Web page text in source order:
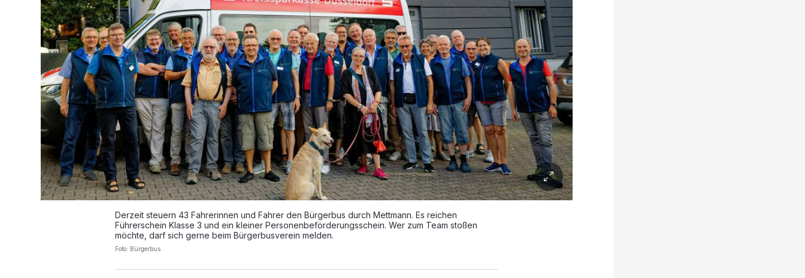
Derzeit steuern 43 Fahrerinnen und Fahrer den Bürgerbus durch Mettmann. Es reichen
Führerschein Klasse 3 und ein kleiner Personenbeförderungsschein. Wer zum Team stoßen
möchte, darf sich gerne beim Bürgerbusverein melden.
Foto: Bürgerbus